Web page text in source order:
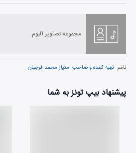
مجموعه تصاویر آلبوم
ناشر :تهيه كننده و صاحب امتياز محمد فرجيان
پیشنهاد بیپ تونز به شما